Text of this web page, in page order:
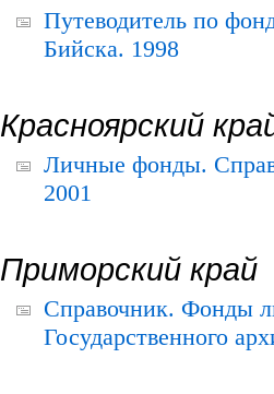
Путеводитель по
Бийска. 1998
Красноярский
Личные фонды.
2001
Приморский край
Справочник. Фонды
Государственного